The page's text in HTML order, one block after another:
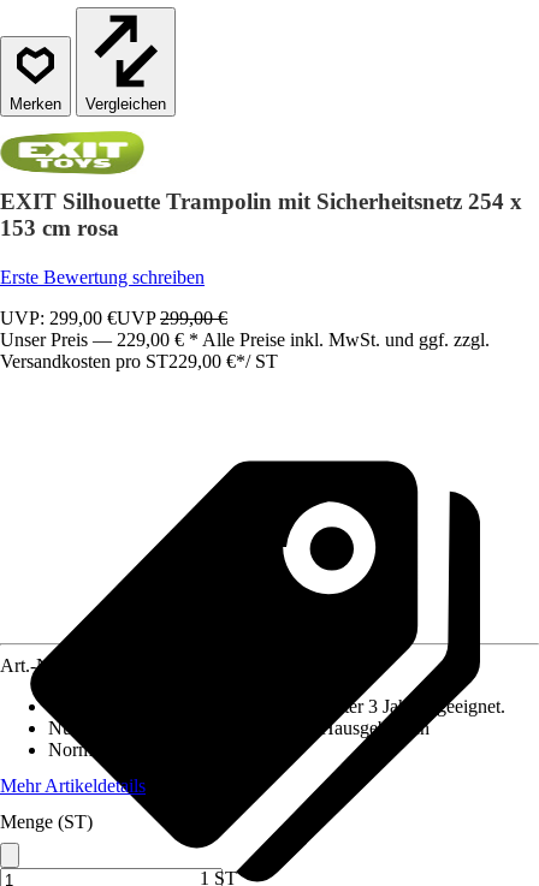
Vergleichen
EXIT Silhouette Trampolin mit Sicherheitsnetz 254 x
153 cm rosa
Erste Bewertung schreiben
UVP: 299,00 €UVP299,00 €
Unser Preis — 229,00 € * Alle Preise inkl. MwSt. und ggf. zzgl.
Versandkosten pro ST229,00 €*/ ST
Art.-Nr.
Nicht für Kinder unter 3 Jahren geeignet.
Nutzung
Gartenspielgeräte für den Hausgebrauch
Norm / Prüfzeichen
Mehr Artikeldetails
Menge (ST)
1 ST